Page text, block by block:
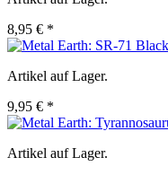
8,95 € *
Artikel auf Lager.
9,95 € *
Artikel auf Lager.